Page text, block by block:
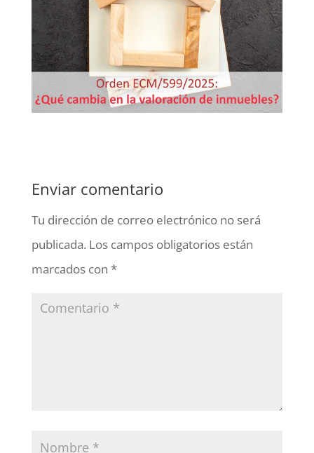
Enviar comentario
Tu dirección de correo electrónico no será
publicada. Los campos obligatorios están
marcados con *